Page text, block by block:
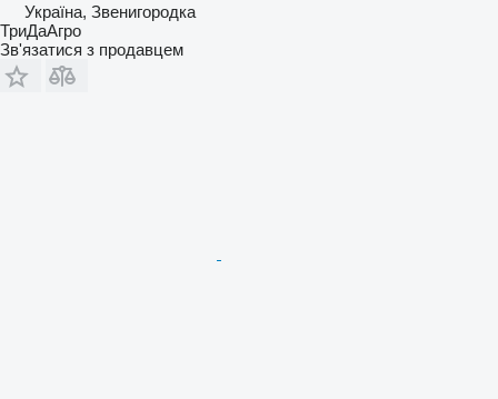
Україна, Звенигородка
ТриДаАгро
Зв'язатися з продавцем